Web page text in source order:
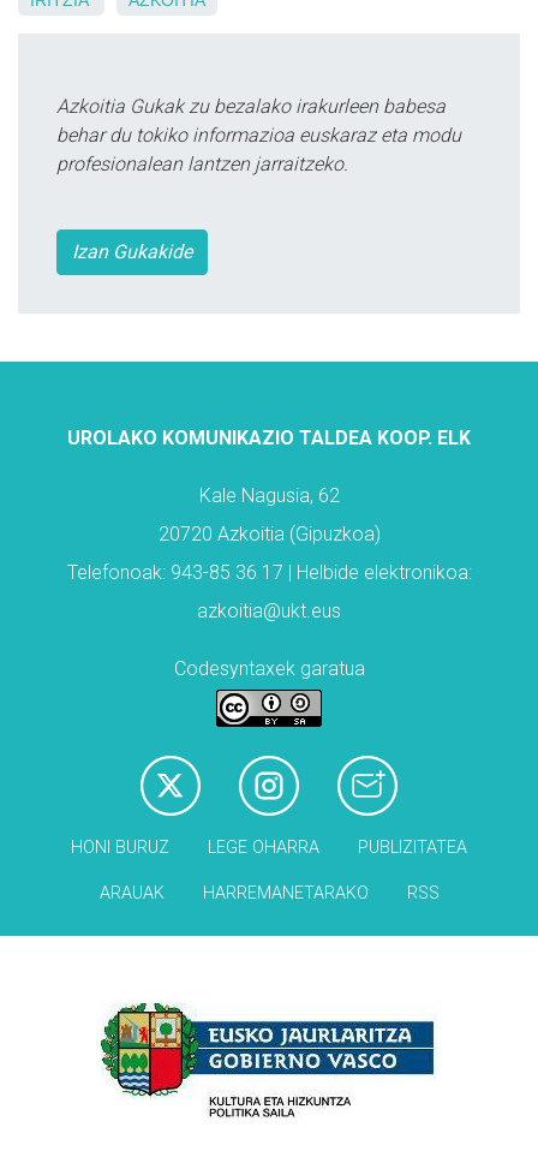
Azkoitia Gukak zu bezalako irakurleen babesa
behar du tokiko informazioa euskaraz eta modu
profesionalean lantzen jarraitzeko.
Izan Gukakide
UROLAKO KOMUNIKAZIO TALDEA KOOP. ELK
Kale Nagusia, 62
20720 Azkoitia (Gipuzkoa)
Telefonoak: 943-85 36 17 | Helbide elektronikoa:
azkoitia@ukt.eus
Codesyntaxek garatua
HONI BURUZ LEGE OHARRA PUBLIZITATEA
ARAUAK HARREMANETARAKO RSS